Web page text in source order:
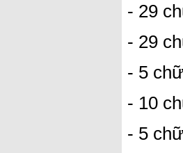
- 29
- 29
- 5
- 10
- 5